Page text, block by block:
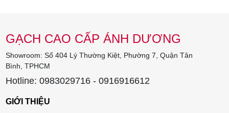
GẠCH CAO CẤP ÁNH DƯƠNG
Showroom: Số 404 Lý Thường Kiệt, Phường 7, Quận Tân
Bình, TPHCM
Hotline: 0983029716 - 0916916612
GIỚI THIỆU